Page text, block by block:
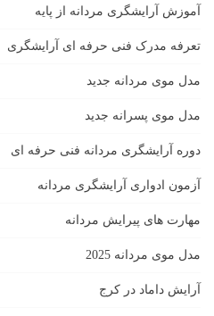
آموزش آرایشگری مردانه از پایه
تعرفه مدرک فنی حرفه ای آرایشگری
مدل موی مردانه جدید
مدل موی پسرانه جدید
دوره آرایشگری مردانه فنی حرفه ای
آزمون ادواری آرایشگری مردانه
مهارت های پیرایش مردانه
مدل موی مردانه 2025
آرایش داماد در کرج